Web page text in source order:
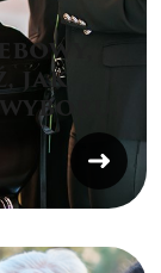
jak